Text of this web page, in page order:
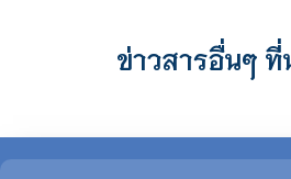
ข่าวสารอื่นๆ ที่